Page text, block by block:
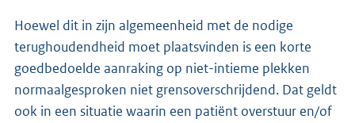
Hoewel dit in zijn algemeenheid met de nodige
terughoudendheid moet plaatsvinden is een korte
goedbedoelde aanraking op niet-intieme plekken
normaalgesproken niet grensoverschrijdend. Dat geldt
ook in een situatie waarin een patiënt overstuur en/of